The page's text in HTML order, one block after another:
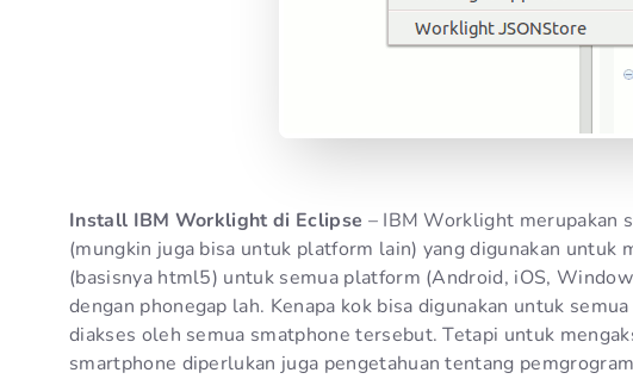
Install IBM Worklight di Eclipse – IBM Worklight merupakan
(mungkin juga bisa untuk platform lain) yang digunakan untuk
(basisnya html5) untuk semua platform (Android, iOS,
dengan phonegap lah. Kenapa kok bisa digunakan untuk
diakses oleh semua smatphone tersebut. Tetapi untuk
smartphone diperlukan juga pengetahuan tentang